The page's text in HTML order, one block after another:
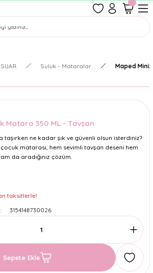
Siparişler Aynı Gün Kargoda!
Suluk - Mataralar Maped
Matara 350 ML - Tavşan
taşırken ne kadar şık ve güvenli olsun isterdiniz?
matarası, hem sevimli tavşan deseni hem
da aradığınız çözüm.
taksitlerle!
3154148730026
Sepete Ekle